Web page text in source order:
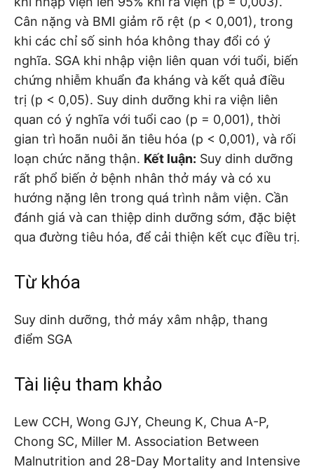
Cân nặng và BMI giảm rõ rệt (p < 0,001), trong
khi các chỉ số sinh hóa không thay đổi có ý
nghĩa. SGA khi nhập viện liên quan với tuổi, biến
chứng nhiễm khuẩn đa kháng và kết quả điều
trị (p < 0,05). Suy dinh dưỡng khi ra viện liên
quan có ý nghĩa với tuổi cao (p = 0,001), thời
gian trì hoãn nuôi ăn tiêu hóa (p < 0,001), và rối
loạn chức năng thận. Kết luận: Suy dinh dưỡng
rất phổ biến ở bệnh nhân thở máy và có xu
hướng nặng lên trong quá trình nằm viện. Cần
đánh giá và can thiệp dinh dưỡng sớm, đặc biệt
qua đường tiêu hóa, để cải thiện kết cục điều trị.
Từ khóa
Suy dinh dưỡng, thở máy xâm nhập, thang
điểm SGA
Tài liệu tham khảo
Lew CCH, Wong GJY, Cheung K, Chua A-P,
Chong SC, Miller M. Association Between
Malnutrition and 28-Day Mortality and Intensive